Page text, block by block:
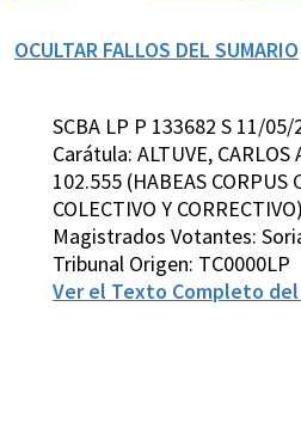
OCULTAR FALLOS DEL SUMARIO
SCBA LP P 133682 S 11/05/
Carátula: ALTUVE,
102.555 (HABEAS CORPUS
COLECTIVO Y
Magistrados Votantes:
Tribunal Origen: TC0000LP
Ver el Texto Completo del